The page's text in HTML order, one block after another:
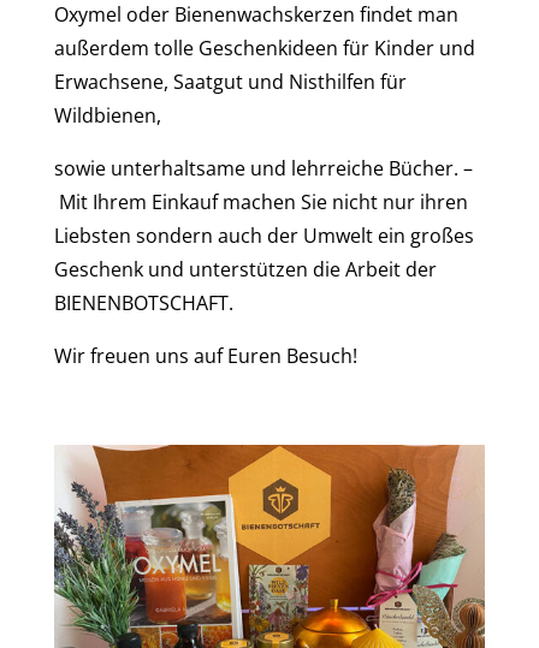
Oxymel oder Bienenwachskerzen findet man
außerdem tolle Geschenkideen für Kinder und
Erwachsene, Saatgut und Nisthilfen für
Wildbienen,
sowie unterhaltsame und lehrreiche Bücher. –
Mit Ihrem Einkauf machen Sie nicht nur ihren
Liebsten sondern auch der Umwelt ein großes
Geschenk und unterstützen die Arbeit der
BIENENBOTSCHAFT.
Wir freuen uns auf Euren Besuch!